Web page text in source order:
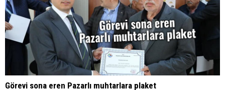
Görevi sona eren Pazarlı muhtarlara plaket